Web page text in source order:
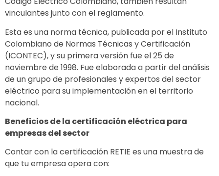
vinculantes junto con el reglamento.
Esta es una norma técnica, publicada por el Instituto
Colombiano de Normas Técnicas y Certificación
(ICONTEC), y su primera versión fue el 25 de
noviembre de 1998. Fue elaborada a partir del análisis
de un grupo de profesionales y expertos del sector
eléctrico para su implementación en el territorio
nacional.
Beneficios de la certificación eléctrica para
empresas del sector
Contar con la certificación RETIE es una muestra de
que tu empresa opera con: